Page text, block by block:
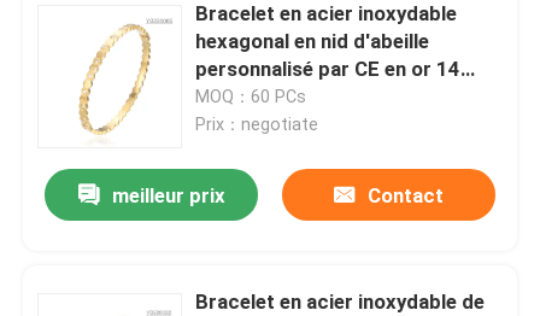
Bracelet en acier inoxydable
hexagonal en nid d'abeille
personnalisé par CE en or 14
carats
MOQ：60 PCs
Prix：negotiate
meilleur prix Contact
Bracelet en acier inoxydable de